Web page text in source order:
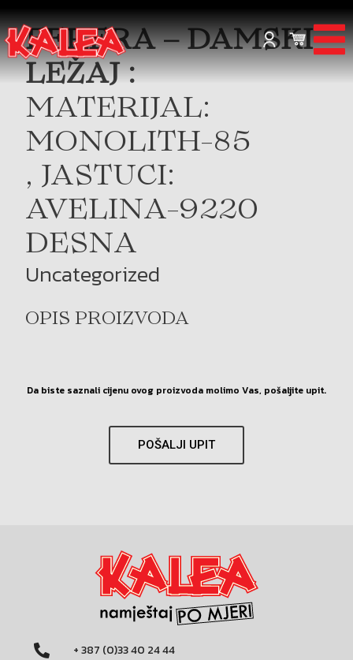
FERERA – DAMSKI
LEŽAJ :
MATERIJAL:
MONOLITH-85
, JASTUCI:
AVELINA-9220
DESNA
Uncategorized
OPIS PROIZVODA
Da biste saznali cijenu ovog proizvoda molimo Vas, pošaljite upit.
POŠALJI UPIT
+ 387 (0)33 40 24 44